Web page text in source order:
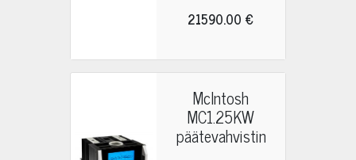
21590.00 €
McIntosh
MC1.25KW
päätevahvistin